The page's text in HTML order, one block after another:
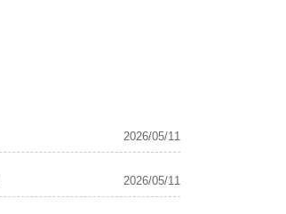
2026/05/11
2026/05/11